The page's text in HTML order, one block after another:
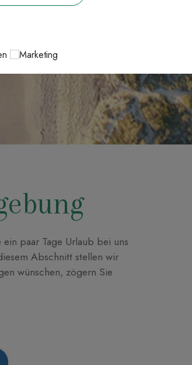
paar Tage Urlaub bei uns
Abschnitt stellen wir
wünschen, zögern Sie
Marketing